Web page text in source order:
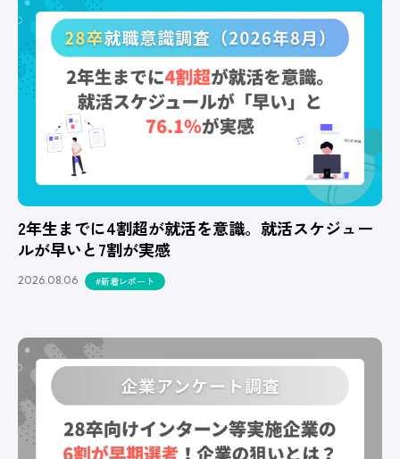
2年生までに4割超が就活を意識。就活スケジュー
ルが早いと7割が実感
2026.08.06 #新着レポート